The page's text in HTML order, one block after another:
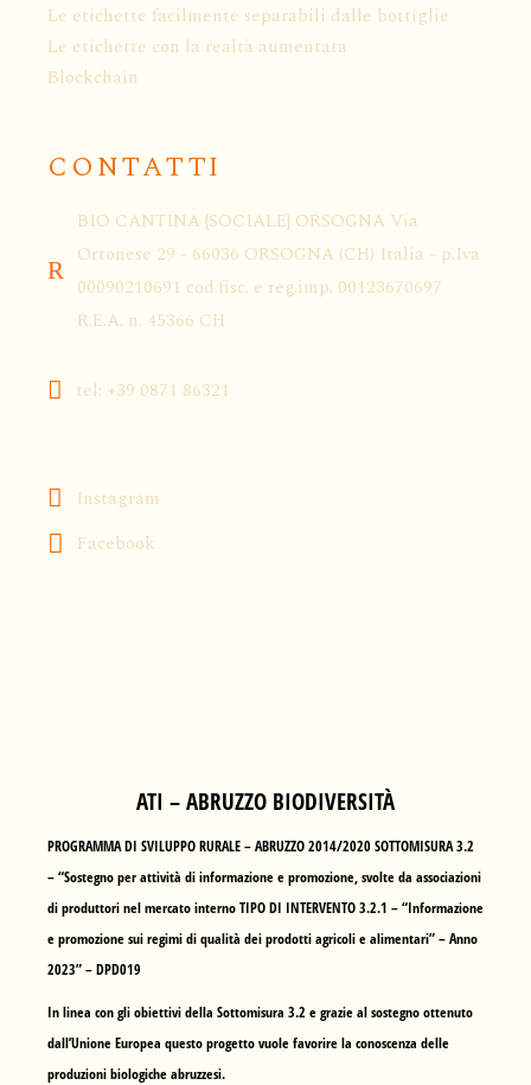
Le etichette facilmente separabili dalle bottiglie
Le etichette con la realtà aumentata
Blockchain
CONTATTI
BIO CANTINA {SOCIALE} ORSOGNA Via
Ortonese 29 - 66036 ORSOGNA (CH) Italia - p.Iva
00090210691 cod.fisc. e reg.imp. 00123670697
R.E.A. n. 45366 CH
tel: +39 0871 86321
Instagram
Facebook
ATI – ABRUZZO BIODIVERSITÀ
PROGRAMMA DI SVILUPPO RURALE – ABRUZZO 2014/2020 SOTTOMISURA 3.2
– “Sostegno per attività di informazione e promozione, svolte da associazioni
di produttori nel mercato interno TIPO DI INTERVENTO 3.2.1 – “Informazione
e promozione sui regimi di qualità dei prodotti agricoli e alimentari” – Anno
2023” – DPD019
In linea con gli obiettivi della Sottomisura 3.2 e grazie al sostegno ottenuto
dall’Unione Europea questo progetto vuole favorire la conoscenza delle
produzioni biologiche abruzzesi.